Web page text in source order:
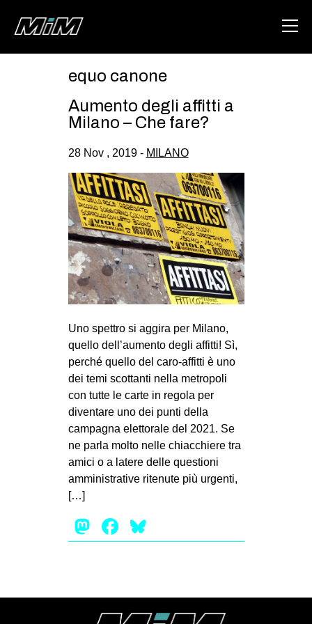
ABOUT
AREA
DEGENERAZIONE
GAZA FREESTYLE
CSOA LAMBRETTA
MSM
STUDENTI TSUNAMI
ZAM
MOBILITAZIONI
SPAZI
SPORT POPOLARE
MOVIMENTI
AMBIENTE
ANTIFASCISMO
equo canone
Aumento degli affitti a
Milano – Che fare?
28 Nov , 2019 - MILANO
Uno spettro si aggira per Milano,
quello dell’aumento degli affitti! Sì,
perché quello del caro-affitti è uno
dei temi scottanti nella metropoli
con tutte le carte in regola per
diventare uno dei punti della
campagna elettorale del 2021. Se
ne parla molto nelle chiacchiere tra
amici o a latere delle questioni
amministrative ritenute più urgenti,
[…]
Mastodon
Facebook